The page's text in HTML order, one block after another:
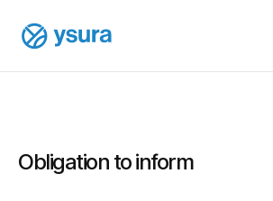
Obligation to inform